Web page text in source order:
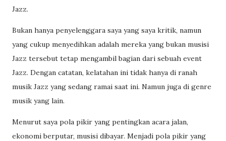
Jazz.
Bukan hanya penyelenggara saya yang saya kritik, namun
yang cukup menyedihkan adalah mereka yang bukan musisi
Jazz tersebut tetap mengambil bagian dari sebuah event
Jazz. Dengan catatan, kelatahan ini tidak hanya di ranah
musik Jazz yang sedang ramai saat ini. Namun juga di genre
musik yang lain.
Menurut saya pola pikir yang pentingkan acara jalan,
ekonomi berputar, musisi dibayar. Menjadi pola pikir yang